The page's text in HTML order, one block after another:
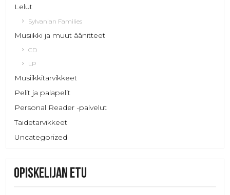
Lelut
Sylvanian Families
Musiikki ja muut äänitteet
CD
LP
Musiikkitarvikkeet
Pelit ja palapelit
Personal Reader -palvelut
Taidetarvikkeet
Uncategorized
Opiskelijan etu